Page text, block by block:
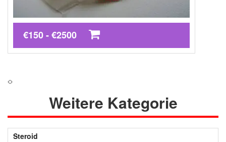
€150 - €2500
Weitere Kategorie
Steroid